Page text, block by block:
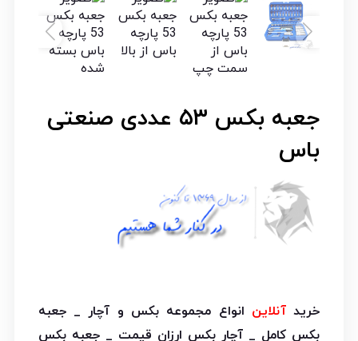
جعبه بکس ۵۳ عددی صنعتی
باس
خریدآنلاین انواع مجموعه بکس و آچار _ جعبه
بکس کامل _ آچار بکس ارزان قیمت _ جعبه بکس